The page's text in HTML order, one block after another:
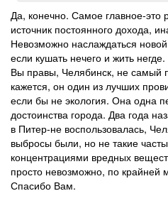
Да, конечно. Самое главное-это
источник постоянного дохода,
Невозможно наслаждаться
если кушать нечего и жить негде.
Вы правы, Челябинск, не самый
кажется, он один из лучших
если бы не экология. Она одна
достоинства города. Два года
в Питер-не воспользовалась,
выбросы были, но не такие
концентрациями вредных
просто невозможно, по крайней
Спасибо Вам.